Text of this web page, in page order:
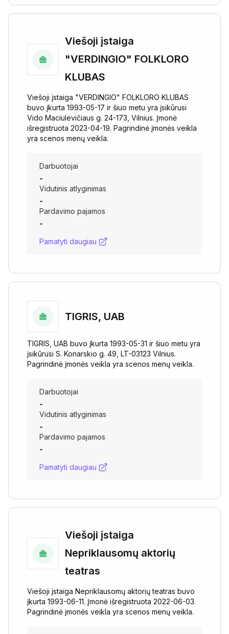
Viešoji įstaiga
"VERDINGIO" FOLKLORO
KLUBAS
Viešoji įstaiga "VERDINGIO" FOLKLORO KLUBAS
buvo įkurta 1993-05-17 ir šiuo metu yra įsikūrusi
Vido Maciulevičiaus g. 24-173, Vilnius. Įmonė
išregistruota 2023-04-19. Pagrindinė įmonės veikla
yra scenos menų veikla.
Darbuotojai
-
Vidutinis atlyginimas
-
Pardavimo pajamos
-
Pamatyti daugiau
TIGRIS, UAB
TIGRIS, UAB buvo įkurta 1993-05-31 ir šiuo metu yra
įsikūrusi S. Konarskio g. 49, LT-03123 Vilnius.
Pagrindinė įmonės veikla yra scenos menų veikla.
Darbuotojai
-
Vidutinis atlyginimas
-
Pardavimo pajamos
-
Pamatyti daugiau
Viešoji įstaiga
Nepriklausomų aktorių
teatras
Viešoji įstaiga Nepriklausomų aktorių teatras buvo
įkurta 1993-06-11. Įmonė išregistruota 2022-06-03.
Pagrindinė įmonės veikla yra scenos menų veikla.